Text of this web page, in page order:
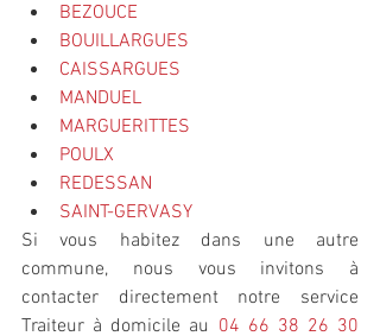
BEZOUCE
BOUILLARGUES
CAISSARGUES
MANDUEL
MARGUERITTES
POULX
REDESSAN
SAINT-GERVASY
Si vous habitez dans une autre
commune, nous vous invitons à
contacter directement notre service
Traiteur à domicile au 04 66 38 26 30